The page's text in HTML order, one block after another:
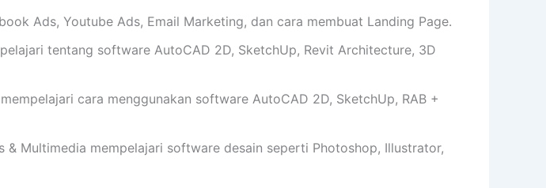
Ads, Youtube Ads, Email Marketing, dan cara membuat Landing Page.
tentang software AutoCAD 2D, SketchUp, Revit Architecture, 3D
cara menggunakan software AutoCAD 2D, SketchUp, RAB +
& Multimedia mempelajari software desain seperti Photoshop, Illustrator,